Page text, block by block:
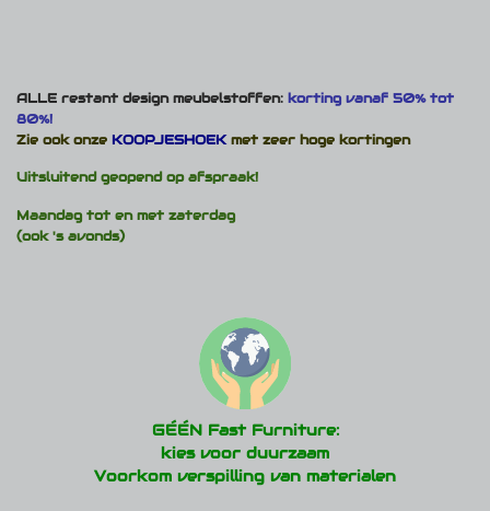
ALLE restant design meubelstoffen: korting vanaf 50% tot
80%!
Zie ook onze KOOPJESHOEKmet zeer hoge kortingen
Uitsluitend geopend op afspraak!
Maandag tot en met zaterdag
(ook 's avonds)
GÉÉN Fast Furniture:
kies voor duurzaam
Voorkom verspilling van materialen